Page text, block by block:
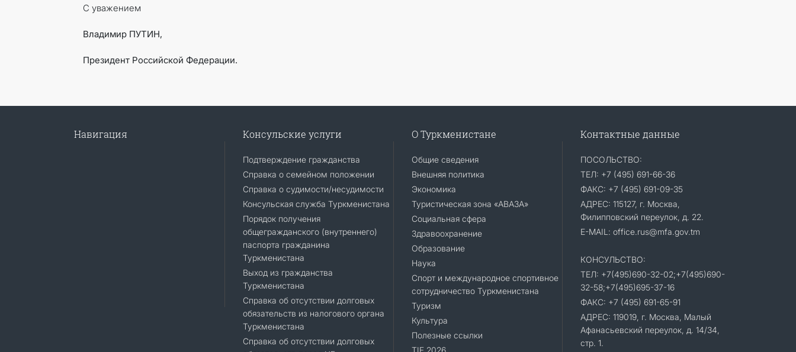
С уважением
Владимир ПУТИН,
Президент Российской Федерации.
Навигация Консульские услуги
Подтверждение гражданства
Справка о семейном положении
Справка о судимости/несудимости
Консульская служба Туркменистана
Порядок получения
общегражданского (внутреннего)
паспорта гражданина
Туркменистана
Выход из гражданства
Туркменистана
Справка об отсутствии долговых
обязательств из налогового органа
Туркменистана
Справка об отсутствии долговых
О Туркменистане
Общие сведения
Внешняя политика
Экономика
Туристическая зона «АВАЗА»
Социальная сфера
Здравоохранение
Образование
Наука
Спорт и международное спортивное
сотрудничество Туркменистана
Туризм
Культура
Полезные ссылки
Контактные данные
ПОСОЛЬСТВО:
ТЕЛ: +7 (495) 691-66-36
ФАКС: +7 (495) 691-09-35
АДРЕС: 115127, г. Москва,
Филипповский переулок, д. 22.
E-MAIL: office.rus@mfa.gov.tm
КОНСУЛЬСТВО:
ТЕЛ: +7(495)690-32-02;+7(495)690-
32-58;+7(495)695-37-16
ФАКС: +7 (495) 691-65-91
АДРЕС: 119019, г. Москва, Малый
Афанасьевский переулок, д. 14/34,
стр. 1.